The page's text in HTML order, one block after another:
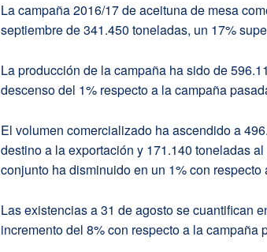
La campaña 2016/17 de aceituna de mesa
septiembre de 341.450 toneladas, un 17%
La producción de la campaña ha sido de
descenso del 1% respecto a la campaña
El volumen comercializado ha ascendido a
destino a la exportación y 171.140 toneladas
conjunto ha disminuido en un 1% con respecto
Las existencias a 31 de agosto se cuantifican
incremento del 8% con respecto a la campaña